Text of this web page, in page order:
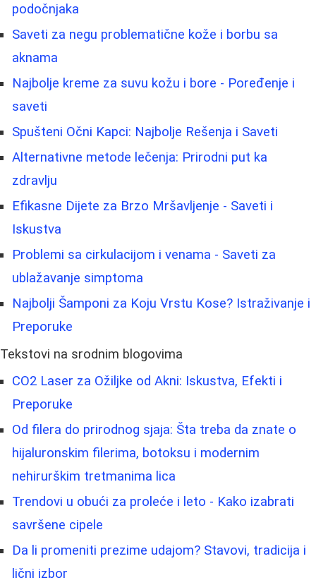
podočnjaka
Saveti za negu problematične kože i borbu sa
aknama
Najbolje kreme za suvu kožu i bore - Poređenje i
saveti
Spušteni Očni Kapci: Najbolje Rešenja i Saveti
Alternativne metode lečenja: Prirodni put ka
zdravlju
Efikasne Dijete za Brzo Mršavljenje - Saveti i
Iskustva
Problemi sa cirkulacijom i venama - Saveti za
ublažavanje simptoma
Najbolji Šamponi za Koju Vrstu Kose? Istraživanje i
Preporuke
Tekstovi na srodnim blogovima
CO2 Laser za Ožiljke od Akni: Iskustva, Efekti i
Preporuke
Od filera do prirodnog sjaja: Šta treba da znate o
hijaluronskim filerima, botoksu i modernim
nehirurškim tretmanima lica
Trendovi u obući za proleće i leto - Kako izabrati
savršene cipele
Da li promeniti prezime udajom? Stavovi, tradicija i
lični izbor